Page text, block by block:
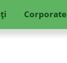
Corporate